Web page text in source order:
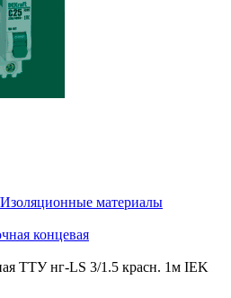
материалы
концевая
ТТУ нг-LS 3/1.5 красн. 1м IEK